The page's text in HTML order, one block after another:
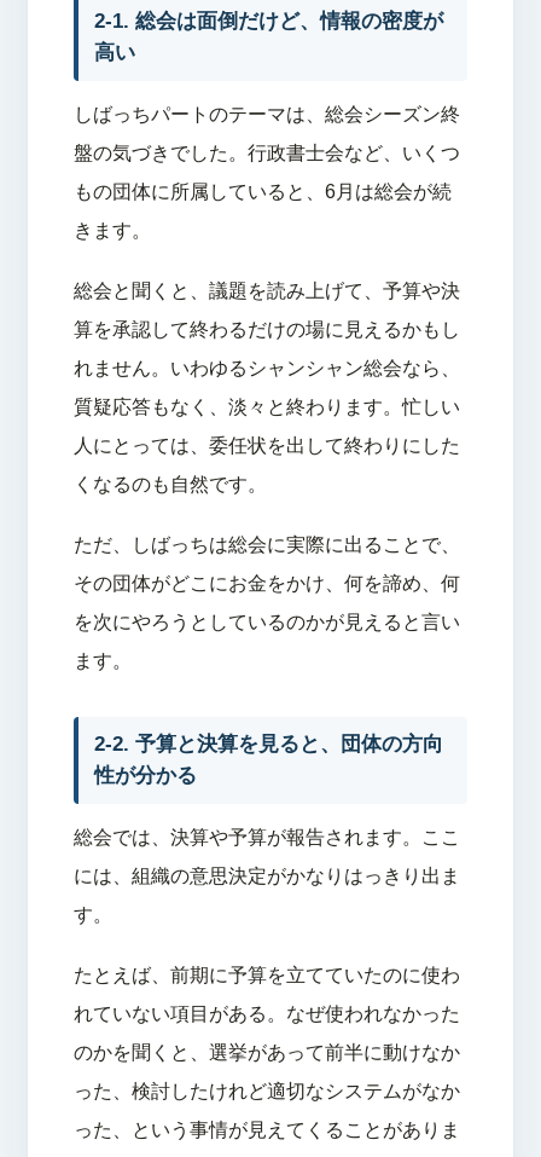
2-1. 総会は面倒だけど、情報の密度が
高い
しばっちパートのテーマは、総会シーズン終
盤の気づきでした。行政書士会など、いくつ
もの団体に所属していると、6月は総会が続
きます。
総会と聞くと、議題を読み上げて、予算や決
算を承認して終わるだけの場に見えるかもし
れません。いわゆるシャンシャン総会なら、
質疑応答もなく、淡々と終わります。忙しい
人にとっては、委任状を出して終わりにした
くなるのも自然です。
ただ、しばっちは総会に実際に出ることで、
その団体がどこにお金をかけ、何を諦め、何
を次にやろうとしているのかが見えると言い
ます。
2-2. 予算と決算を見ると、団体の方向
性が分かる
総会では、決算や予算が報告されます。ここ
には、組織の意思決定がかなりはっきり出ま
す。
たとえば、前期に予算を立てていたのに使わ
れていない項目がある。なぜ使われなかった
のかを聞くと、選挙があって前半に動けなか
った、検討したけれど適切なシステムがなか
った、という事情が見えてくることがありま